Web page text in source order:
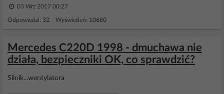
03 Wrz 2017 00:27
Odpowiedzi: 32 Wyświetleń: 10680
Mercedes C220D 1998 - dmuchawa nie
działa, bezpieczniki OK, co sprawdzić?
Silnik...wentylatora